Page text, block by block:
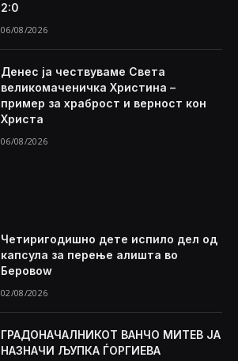
2:0
06/08/2026
Денес ја чествуваме Света
великомаченичка Христина –
пример за храброст и верност кон
Христа
06/08/2026
Четиригодишно дете испило дел од
капсула за перење алишта во
Беровоw
02/08/2026
ГРАДОНАЧАЛНИКОТ ВАНЧО МИТЕВ ЈА
НАЗНАЧИ ЉУПКА ЃОРГИЕВА